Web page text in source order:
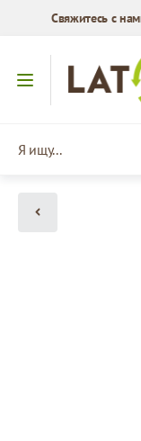
Свяжитесь с
Перейти к